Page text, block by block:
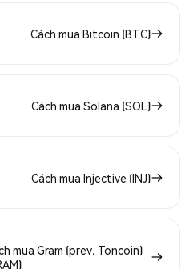
Cách mua Bitcoin (BTC)
Cách mua Solana (SOL)
Cách mua Injective (INJ)
mua Gram (prev. Toncoin)